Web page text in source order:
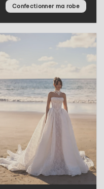
Confectionner ma robe